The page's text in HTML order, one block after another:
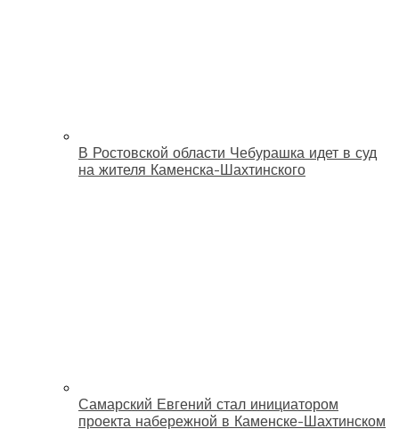
В Ростовской области Чебурашка идет в суд
на жителя Каменска-Шахтинского
Самарский Евгений стал инициатором
проекта набережной в Каменске-Шахтинском